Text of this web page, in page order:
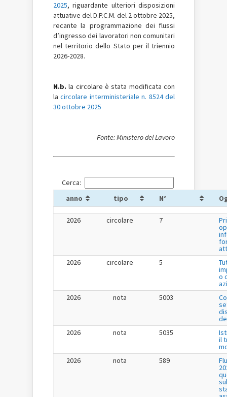
2025, riguardante ulteriori disposizioni
attuative del D.P.C.M. del 2 ottobre 2025,
recante la programmazione dei flussi
d’ingresso dei lavoratori non comunitari
nel territorio dello Stato per il triennio
2026-2028.
N.b. la circolare è stata modificata con
lacircolare interministeriale n. 8524 del
30 ottobre 2025
Fonte: Ministero del Lavoro
Cerca:
anno
tipo N°
2026 circolare 7
2026
circolare 5
o
2026
nota 5003
2026
nota 5035
il
2026
nota 589